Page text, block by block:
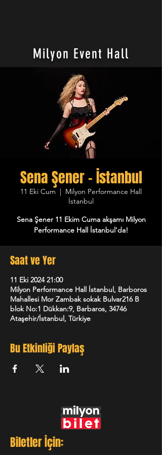
Milyon Event Hall
Sena Şener - İstanbul
11 Eki Cum
  |
Milyon Performance Hall
İstanbul
Sena Şener 11 Ekim Cuma akşamı Milyon
Saat ve Yer
11 Eki 2024 21:00
Milyon Performance Hall İstanbul, Barboros
Mahallesi Mor Zambak sokak Bulvar216 B
blok No:1 Dükkan:9, Barbaros, 34746
Ataşehir/İstanbul, Türkiye
Bu Etkinliği Paylaş
Biletler İçin: